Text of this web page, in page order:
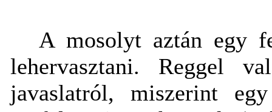
A mosolyt aztán egy
lehervasztani. Reggel
javaslatról, miszerint